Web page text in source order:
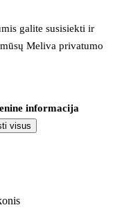
galite susisiekti ir
Meliva privatumo
informacija
visus